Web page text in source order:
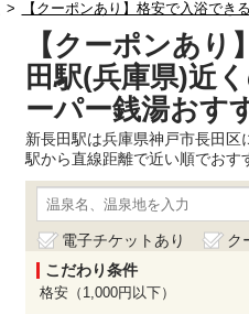
> 【クーポンあり】格安で入浴でき
【クーポンあり
田駅(兵庫県)近
ーパー銭湯おす
新長田駅は兵庫県神戸市長田区
駅から直線距離で近い順でおす
電子チケットあり ク
こだわり条件
格安（1,000円以下）